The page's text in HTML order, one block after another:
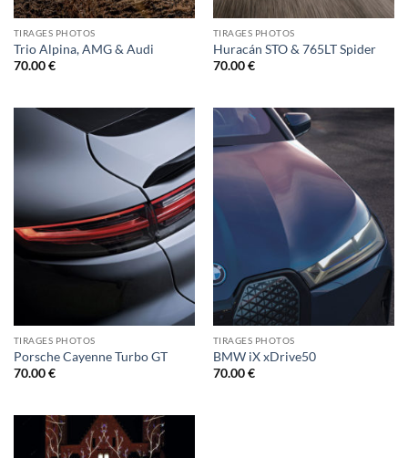
TIRAGES PHOTOS
Trio Alpina, AMG & Audi
70.00€
TIRAGES PHOTOS
Huracán STO & 765LT Spider
70.00€
TIRAGES PHOTOS
Porsche Cayenne Turbo GT
70.00€
TIRAGES PHOTOS
BMW iX xDrive50
70.00€